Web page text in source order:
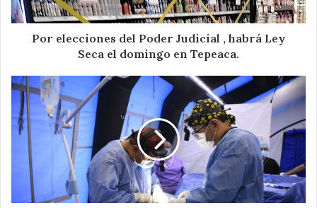
Ley
Seca
Tepeaca.
Por elecciones del Poder Judicial , habrá Ley
Seca el domingo en Tepeaca.
Realizan
Jornada
de
Salud
para
fortalecer
atención
médica
en